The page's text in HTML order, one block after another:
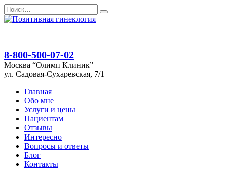
Перейти
к
Search
for:
8-800-500-07-02
Москва “Олимп Клиник”
ул. Садовая-Сухаревская, 7/1
Главная
Обо мне
Услуги и цены
Пациентам
Отзывы
Интересно
Вопросы и ответы
Блог
Контакты